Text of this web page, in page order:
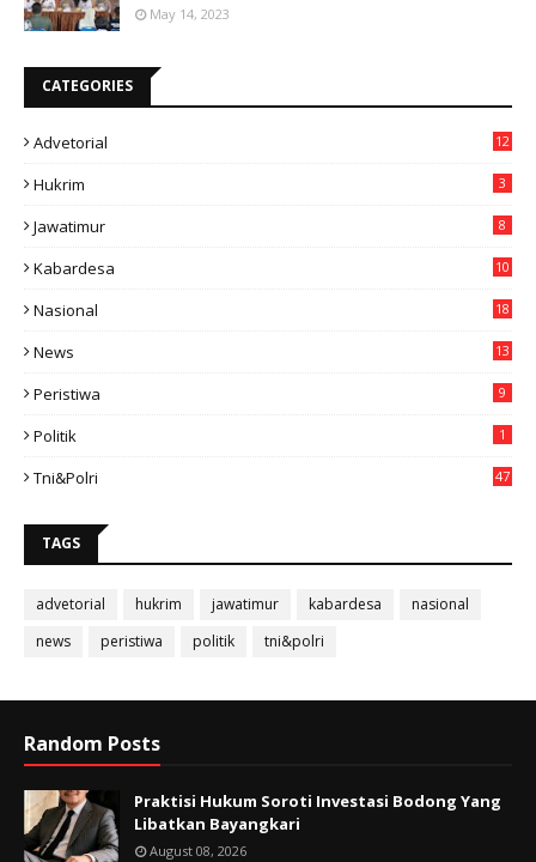
May 14, 2023
CATEGORIES
Advetorial 12
Hukrim 3
Jawatimur 8
Kabardesa
10
Nasional
18
News
13
Peristiwa 9
Politik 1
Tni&polri 47
TAGS
advetorial hukrim jawatimur kabardesa
nasional
news
peristiwa politik tni&polri
Random Posts
Praktisi Hukum Soroti Investasi Bodong Yang
Libatkan Bayangkari
August 08, 2026